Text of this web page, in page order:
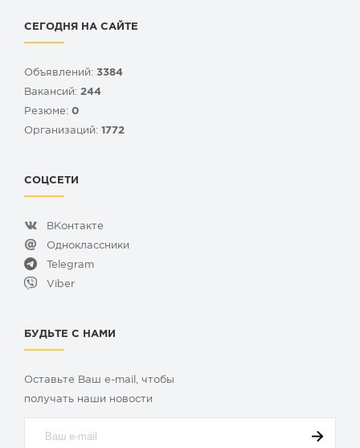
СЕГОДНЯ НА САЙТЕ
Объявлений: 3384
Вакансий: 244
Резюме: 0
Организаций: 1772
СОЦСЕТИ
ВКонтакте
Одноклассники
Telegram
Viber
БУДЬТЕ С НАМИ
Оставьте Ваш e-mail, чтобы
получать наши новости